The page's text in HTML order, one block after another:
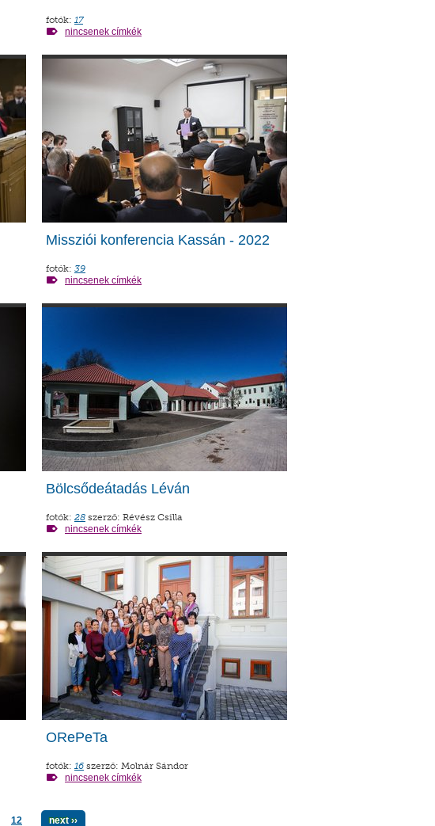
fotók: 17
nincsenek címkék
Missziói konferencia Kassán - 2022
fotók: 39
nincsenek címkék
Bölcsődeátadás Léván
fotók: 28 szerző: Révész Csilla
nincsenek címkék
ORePeTa
fotók: 16 szerző: Molnár Sándor
nincsenek címkék
12 next ››